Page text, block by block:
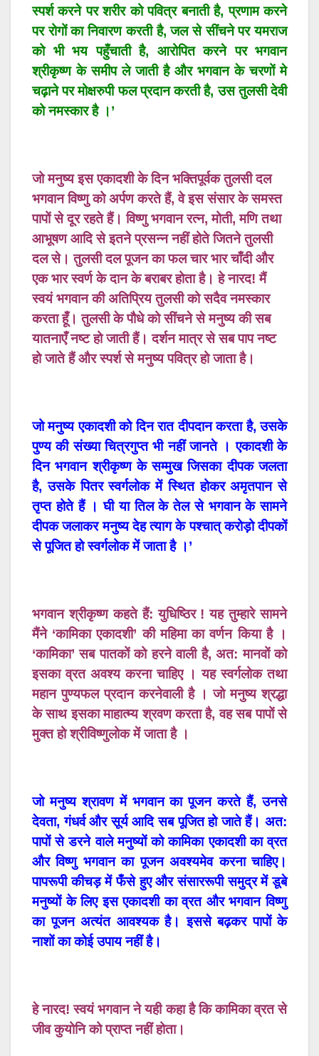
स्पर्श करने पर शरीर को पवित्र बनाती है, प्रणाम करने
पर रोगों का निवारण करती है, जल से सींचने पर यमराज
को भी भय पहुँचाती है, आरोपित करने पर भगवान
श्रीकृष्ण के समीप ले जाती है और भगवान के चरणों मे
चढ़ाने पर मोक्षरुपी फल प्रदान करती है, उस तुलसी देवी
को नमस्कार है ।’
जो मनुष्य इस एकादशी के दिन भक्तिपूर्वक तुलसी दल
भगवान विष्णु को अर्पण करते हैं, वे इस संसार के समस्त
पापों से दूर रहते हैं। विष्णु भगवान रत्न, मोती, मणि तथा
आभूषण आदि से इतने प्रसन्न नहीं होते जितने तुलसी
दल से।तुलसी दल पूजन का फल चार भार चाँदी और
एक भार स्वर्ण के दान के बराबर होता है। हे नारद! मैं
स्वयं भगवान की अतिप्रिय तुलसी को सदैव नमस्कार
करता हूँ। तुलसी के पौधे को सींचने से मनुष्य की सब
यातनाएँ नष्ट हो जाती हैं। दर्शन मात्र से सब पाप नष्ट
हो जाते हैं और स्पर्श से मनुष्य पवित्र हो जाता है।
जो मनुष्य एकादशी को दिन रात दीपदान करता है, उसके
पुण्य की संख्या चित्रगुप्त भी नहीं जानते । एकादशी के
दिन भगवान श्रीकृष्ण के सम्मुख जिसका दीपक जलता
है, उसके पितर स्वर्गलोक में स्थित होकर अमृतपान से
तृप्त होते हैं । घी या तिल के तेल से भगवान के सामने
दीपक जलाकर मनुष्य देह त्याग के पश्चात् करोड़ो दीपकों
से पूजित हो स्वर्गलोक में जाता है ।’
भगवान श्रीकृष्ण कहते हैं: युधिष्ठिर ! यह तुम्हारे सामने
मैंने ‘कामिका एकादशी’ की महिमा का वर्णन किया है ।
‘कामिका’ सब पातकों को हरने वाली है, अत: मानवों को
इसका व्रत अवश्य करना चाहिए । यह स्वर्गलोक तथा
महान पुण्यफल प्रदान करनेवाली है । जो मनुष्य श्रद्धा
के साथ इसका माहात्म्य श्रवण करता है, वह सब पापों से
मुक्त हो श्रीविष्णुलोक में जाता है ।
जो मनुष्य श्रावण में भगवान का पूजन करते हैं, उनसे
देवता, गंधर्व और सूर्य आदि सब पूजित हो जाते हैं। अत:
पापों से डरने वाले मनुष्यों को कामिका एकादशी का व्रत
और विष्णु भगवान का पूजन अवश्यमेव करना चाहिए।
पापरूपी कीचड़ में फँसे हुए और संसाररूपी समुद्र में डूबे
मनुष्यों के लिए इस एकादशी का व्रत और भगवान विष्णु
का पूजन अत्यंत आवश्यक है। इससे बढ़कर पापों के
नाशों का कोई उपाय नहीं है।
हे नारद! स्वयं भगवान ने यही कहा है कि कामिका व्रत से
जीव कुयोनि को प्राप्त नहीं होता।